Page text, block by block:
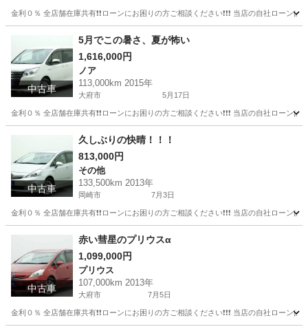
金利０％ 全店舗在庫共有❗️❗️ローンにお困りの方ご相談ください❗️❗️❗️ 当店の自社ロ
フリード ローン
中古車
5月でこの暑さ、夏が怖い
1,616,000円
ノア
113,000km 2015年
大府市 5月17日
金利０％ 全店舗在庫共有❗️❗️ローンにお困りの方ご相談ください❗️❗️❗️ 当店の自社ロ
ノア ローン
中古車
久しぶりの快晴！！！
813,000円
その他
133,500km 2013年
岡崎市 7月3日
金利０％ 全店舗在庫共有❗️❗️ローンにお困りの方ご相談ください❗️❗️❗️ 当店の自社ロ
その他
中古車
赤い彗星のプリウスα
1,099,000円
プリウス
107,000km 2013年
大府市 7月5日
金利０％ 全店舗在庫共有❗️❗️ローンにお困りの方ご相談ください❗️❗️❗️ 当店の自社ロ